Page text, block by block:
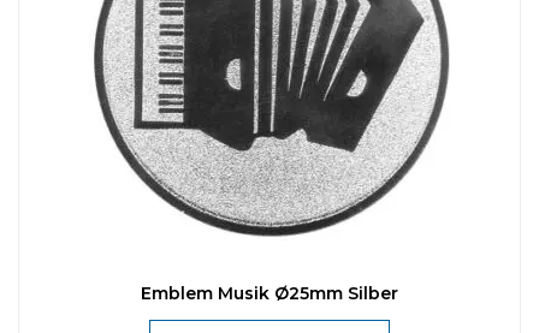
Emblem Musik Ø25mm Silber